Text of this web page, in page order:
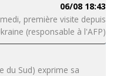
06/08 18:43
première visite depuis
(responsable à l'AFP)
du Sud) exprime sa